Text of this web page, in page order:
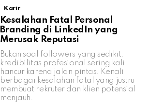
Karir
Kesalahan Fatal Personal
Branding di LinkedIn yang
Merusak Reputasi
Bukan soal followers yang sedikit,
kredibilitas profesional sering kali
hancur karena jalan pintas. Kenali
berbagai kesalahan fatal yang justru
membuat rekruter dan klien potensial
menjauh.